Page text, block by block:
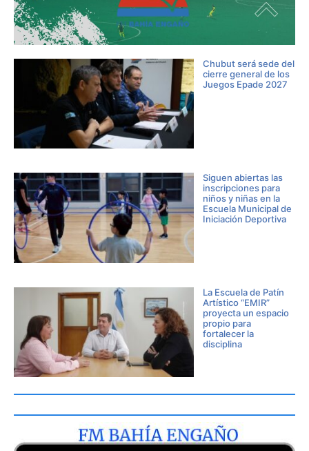
Chubut será sede del
cierre general de los
Juegos Epade 2027
Siguen abiertas las
inscripciones para
niños y niñas en la
Escuela Municipal de
Iniciación Deportiva
La Escuela de Patín
Artístico “EMIR”
proyecta un espacio
propio para
fortalecer la
disciplina